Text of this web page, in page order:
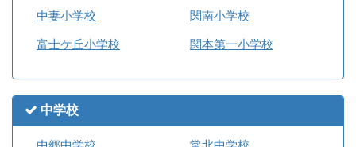
中妻小学校 関南小学校
富士ケ丘小学校 関本第一小学校
中学校